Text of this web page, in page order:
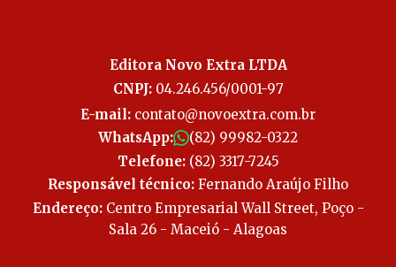
Editora Novo Extra LTDA
CNPJ:04.246.456/0001-97
E-mail: contato@novoextra.com.br
WhatsApp:
(82) 99982-0322
Telefone:(82) 3317-7245
Responsável técnico: Fernando Araújo Filho
Endereço:Centro Empresarial Wall Street, Poço -
Sala 26 - Maceió - Alagoas